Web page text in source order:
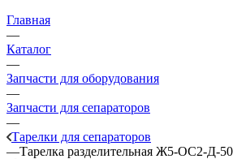
Главная
—
Каталог
—
Запчасти для оборудования
—
Запчасти для сепараторов
—
Тарелки для сепараторов
—Тарелка разделительная Ж5-ОС2-Д-